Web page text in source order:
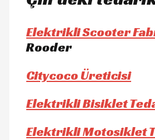
Elektrikli Scooter
Rooder
Citycoco Üreticisi
Elektrikli Bisiklet
Elektrikli Motosiklet